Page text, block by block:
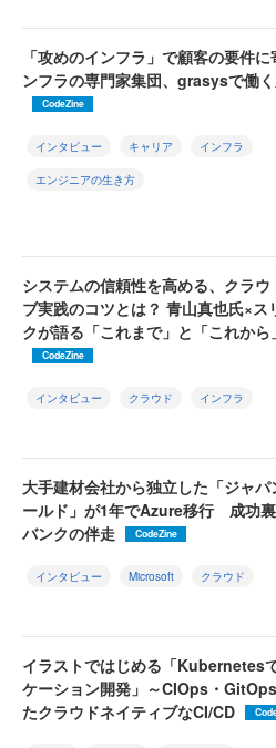
「攻めのインフラ」で顧客の要件
ンフラの専門家集団、grasysで働
CodeZine
インタビュー キャリア インフラ
エンジニアの生き方
システムの信頼性を高める、クラウ
ブ実践のコツとは？ 青山真也氏×ス
クが語る「これまで」と「これから
CodeZine
インタビュー クラウド インフラ
大手建材会社から独立した「ジャパ
ールド」が1年でAzure移行 成功
バンクの伴走
CodeZine
インタビュー Microsoft クラウド
イラストではじめる「Kubernetes
ケーション開発」～CIOps・
たクラウドネイティブなCI/CD